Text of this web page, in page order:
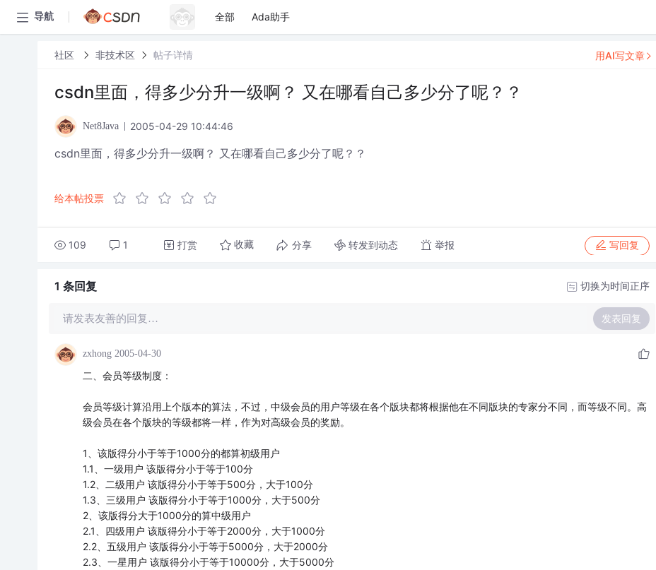
导航 全部 Ada助手
社区 非技术区 帖子详情
csdn里面，得多少分升一级啊？ 又在哪看自己多少分了呢？？
Net8Java 2005-04-29 10:44:46
csdn里面，得多少分升一级啊？ 又在哪看自己多少分了呢？？
给本帖投票
109 1 打赏 收藏 分享 转发到动态 举报 写回复
用AI写文章
1 条回复 切换为时间正序
请发表友善的回复… 发表回复
zxhong 2005-04-30
二、会员等级制度：
会员等级计算沿用上个版本的算法，不过，中级会员的用户等级在各个版块都将根据他在不同版块的专家分不同，而等级不同。高
级会员在各个版块的等级都将一样，作为对高级会员的奖励。
1、该版得分小于等于1000分的都算初级用户
1.1、一级用户 该版得分小于等于100分
1.2、二级用户 该版得分小于等于500分，大于100分
1.3、三级用户 该版得分小于等于1000分，大于500分
2、该版得分大于1000分的算中级用户
2.1、四级用户 该版得分小于等于2000分，大于1000分
2.2、五级用户 该版得分小于等于5000分，大于2000分
2.3、一星用户 该版得分小于等于10000分，大于5000分